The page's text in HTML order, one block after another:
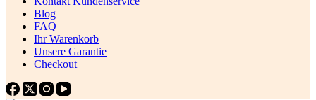
Blog
FAQ
Ihr Warenkorb
Unsere Garantie
Checkout